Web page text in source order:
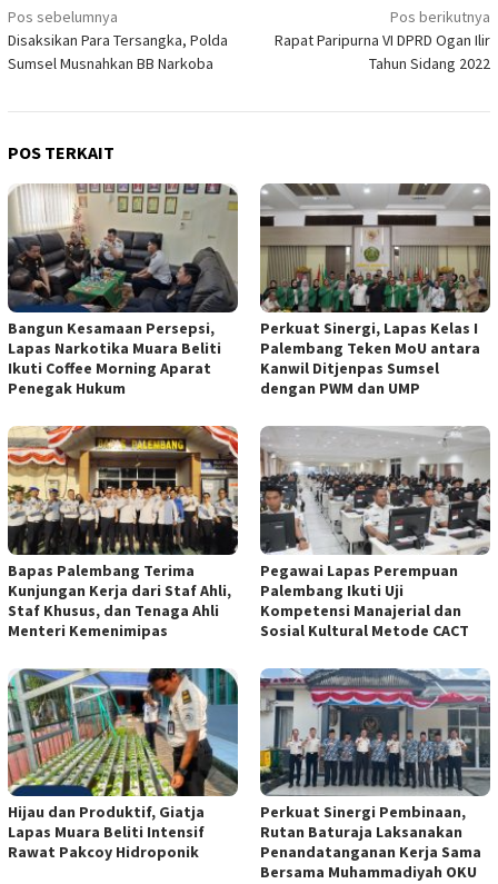
Navigasi
pos
Pos sebelumnya
Disaksikan Para Tersangka, Polda
Sumsel Musnahkan BB Narkoba
Pos berikutnya
Rapat Paripurna VI DPRD Ogan Ilir
Tahun Sidang 2022
POS TERKAIT
Bangun Kesamaan Persepsi,
Lapas Narkotika Muara Beliti
Ikuti Coffee Morning Aparat
Penegak Hukum
Perkuat Sinergi, Lapas Kelas I
Palembang Teken MoU antara
Kanwil Ditjenpas Sumsel
dengan PWM dan UMP
Bapas Palembang Terima
Kunjungan Kerja dari Staf Ahli,
Staf Khusus, dan Tenaga Ahli
Menteri Kemenimipas
Pegawai Lapas Perempuan
Palembang Ikuti Uji
Kompetensi Manajerial dan
Sosial Kultural Metode CACT
Hijau dan Produktif, Giatja
Lapas Muara Beliti Intensif
Rawat Pakcoy Hidroponik
Perkuat Sinergi Pembinaan,
Rutan Baturaja Laksanakan
Penandatanganan Kerja Sama
Bersama Muhammadiyah OKU